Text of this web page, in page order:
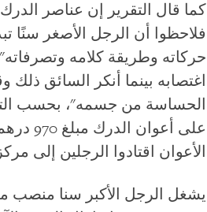
كما قال التقرير إن عناصر
فلاحظوا أن الرجل الأصغر سنًا
حركاته وطريقة كلامه
اغتصابه بينما أنكر السائق
الحساسة من جسمه"، بحسب
الأعوان اقتادوا الرجلين إلى
يشغل الرجل الأكبر سنا